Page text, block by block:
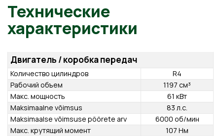
Технические
характеристики
Двигатель / коробка передач
Количество цилиндров
Рабочий объем
1197 см³
Макс. мощность
61 кВт